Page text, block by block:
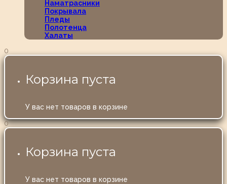
Наматрасники
Покрывала
Пледы
Полотенца
Халаты
0
Корзина пуста
У вас нет товаров в корзине
0
Корзина пуста
У вас нет товаров в корзине